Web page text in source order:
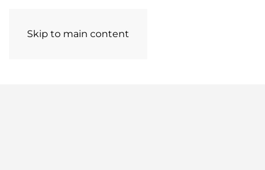
Skip to main content
COLEÇÕES